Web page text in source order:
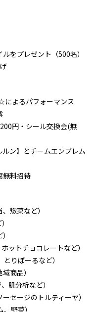
をプレゼント（500名）
によるパフォーマンス
円・シール交換会(無
ン】とチームエンブレム
無料招待
惣菜など）
ットチョコレートなど）
りぼーるなど）
商品）
肌分析など）
セージのトルティーヤ）
野菜）